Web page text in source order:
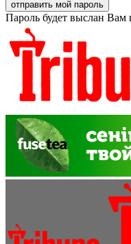
Пароль будет выслан Вам